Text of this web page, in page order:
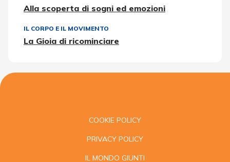
Alla scoperta di sogni ed emozioni
IL CORPO E IL MOVIMENTO
La Gioia di ricominciare
COOKIE POLICY
PRIVACY POLICY
IL MONDO GIUNTI